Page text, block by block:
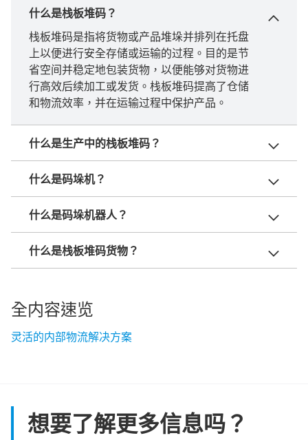
什么是栈板堆码？
栈板堆码是指将货物或产品堆垛并排列在托盘
上以便进行安全存储或运输的过程。目的是节
省空间并稳定地包装货物，以便能够对货物进
行高效后续加工或发货。栈板堆码提高了仓储
和物流效率，并在运输过程中保护产品。
什么是生产中的栈板堆码？
什么是码垛机？
什么是码垛机器人？
什么是栈板堆码货物？
全内容速览
灵活的内部物流解决方案
想要了解更多信息吗？